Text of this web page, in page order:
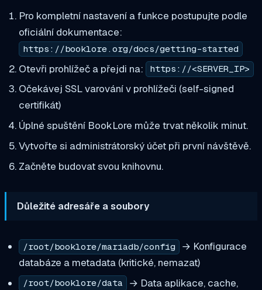
Pro kompletní nastavení a funkce postupujte podle
oficiální dokumentace:
https://booklore.org/docs/getting-started
Otevři prohlížeč a přejdi na: https://<SERVER_IP>
Očekávej SSL varování v prohlížeči (self-signed
certifikát)
Úplné spuštění BookLore může trvat několik minut.
Vytvořte si administrátorský účet při první návštěvě.
Začněte budovat svou knihovnu.
Důležité adresáře a soubory
/root/booklore/mariadb/config
→ Konfigurace
databáze a metadata (kritické, nemazat)
/root/booklore/data
→ Data aplikace, cache,